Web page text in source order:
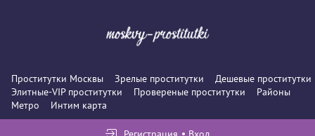
Проститутки Москвы Зрелые проститутки
Дешевые проститутки
Элитные-VIP проститутки
Провереные проститутки
Районы
Метро
Интим карта